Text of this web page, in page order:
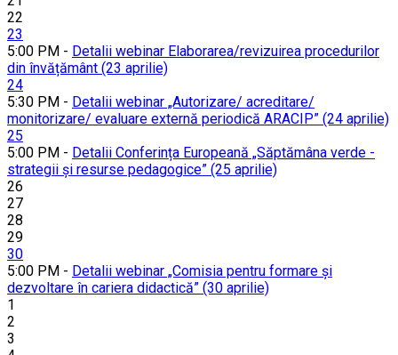
22
23
5:00 PM - Detalii webinar Elaborarea/revizuirea procedurilor
din învățământ (23 aprilie)
24
5:30 PM - Detalii webinar „Autorizare/ acreditare/
monitorizare/ evaluare externă periodică ARACIP” (24 aprilie)
25
5:00 PM - Detalii Conferința Europeană „Săptămâna verde -
strategii și resurse pedagogice” (25 aprilie)
26
27
28
29
30
5:00 PM - Detalii webinar „Comisia pentru formare și
dezvoltare în cariera didactică” (30 aprilie)
1
2
3